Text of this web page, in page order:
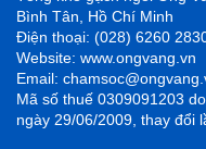
Bình Tân, Hồ Chí Minh
Điện thoại: (028) 6260
Website: www.ongvang.vn
Email:
Mã số thuế 0309091203
ngày 29/06/2009, thay đổi